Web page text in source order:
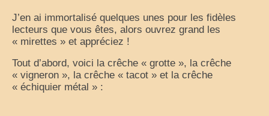
Archives
Liens Favoris
Amis Blogueurs
J’en ai immortalisé quelques unes pour les fidèles
lecteurs que vous êtes, alors ouvrez grand les
« mirettes » et appréciez !
Tout d’abord, voici la crêche « grotte », la crêche
« vigneron », la crêche « tacot » et la crêche
« échiquier métal » :